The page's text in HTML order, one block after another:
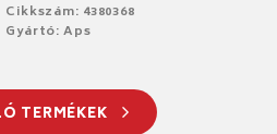
Cikkszám: 4380368
Gyártó: Aps
TERMÉKEK